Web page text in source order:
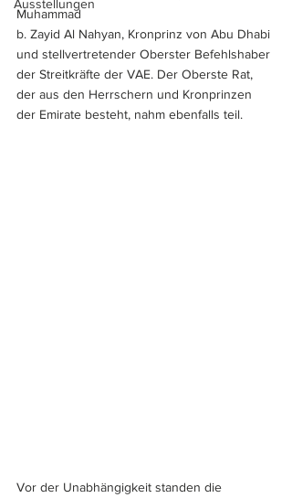
Ausstellungen
Muhammad
b. Zayid Al Nahyan, Kronprinz von Abu Dhabi
und stellvertretender Oberster Befehlshaber
der Streitkräfte der VAE. Der Oberste Rat,
der aus den Herrschern und Kronprinzen
der Emirate besteht, nahm ebenfalls teil.
Vor der Unabhängigkeit standen die